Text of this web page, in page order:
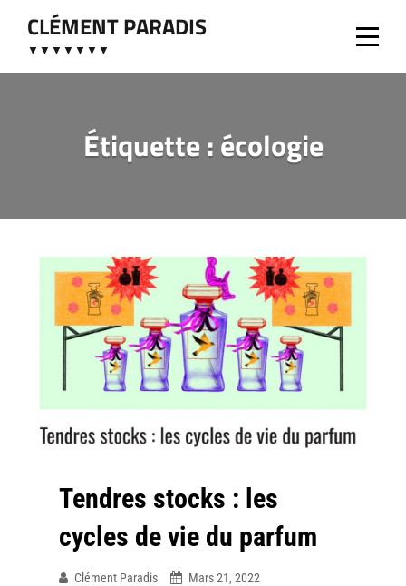
contenu
CLÉMENT PARADIS
▼▼▼▼▼▼▼
Étiquette :écologie
Tendres stocks : les
cycles de vie du parfum
Clément Paradis Mars 21, 2022